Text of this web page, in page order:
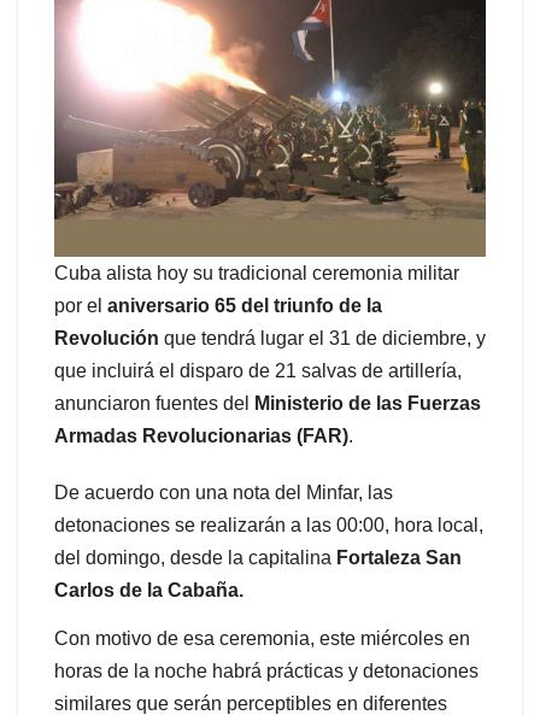
Cuba alista hoy su tradicional ceremonia militar
por el aniversario 65 del triunfo de la
Revolución que tendrá lugar el 31 de diciembre, y
que incluirá el disparo de 21 salvas de artillería,
anunciaron fuentes del
Ministerio de las Fuerzas
Armadas Revolucionarias (FAR).
De acuerdo con una nota del Minfar, las
detonaciones se realizarán a las 00:00, hora local,
del domingo, desde la capitalina Fortaleza San
Carlos de la Cabaña.
Con motivo de esa ceremonia, este miércoles en
horas de la noche habrá prácticas y detonaciones
similares que serán perceptibles en diferentes